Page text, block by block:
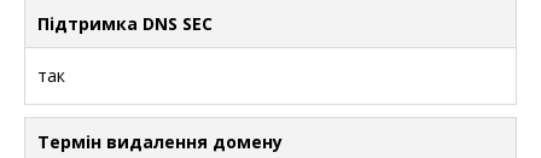
Підтримка DNS SEC
так
Термін видалення домену